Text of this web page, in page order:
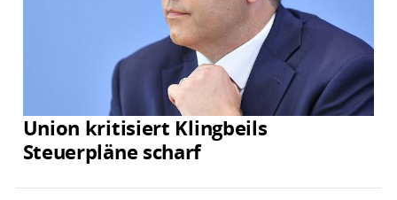
Union kritisiert Klingbeils
Steuerpläne scharf